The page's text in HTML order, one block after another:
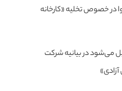
در خصوص تخلیه «کارخانه
دربیانیه شرکت